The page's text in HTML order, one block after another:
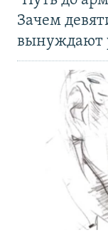
Зачем
вынуждают